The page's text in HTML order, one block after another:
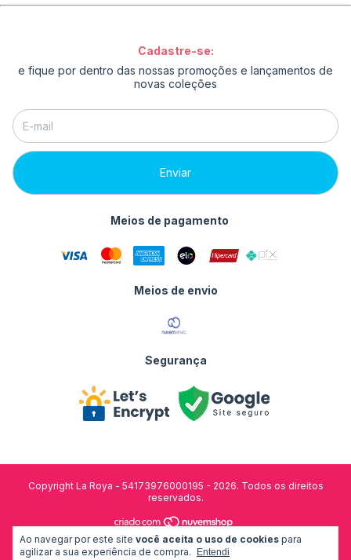
Ao navegar por este site você aceita o uso de cookies para
agilizar a sua experiência de compra.
Entendi
Cadastre-se:
e fique por dentro das nossas promoções e lançamentos de
novas coleções
Meios de pagamento
Meios de envio
Segurança
Copyright La Roya - 54173976000195 - 2026. Todos os direitos
reservados.
desenvolvido por: